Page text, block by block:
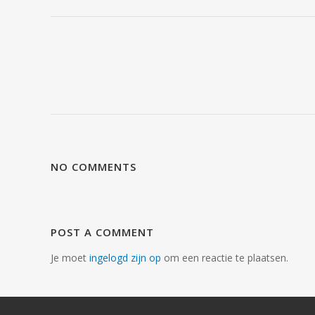
NO COMMENTS
POST A COMMENT
Je moet ingelogd zijn op om een reactie te plaatsen.